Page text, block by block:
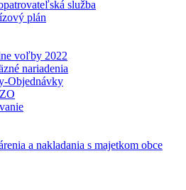
služba
plán
voľby 2022
nariadenia
Objednávky
a nakladania s majetkom obce